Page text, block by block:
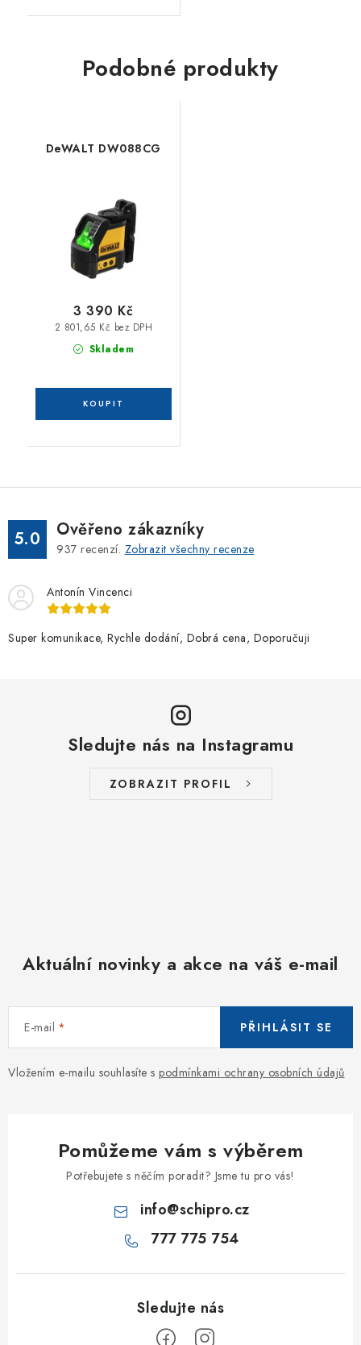
Podobné produkty
DeWALT DW088CG
Skladem
2 801,65 Kč bez DPH
3 390 Kč
5.0 Ověřeno zákazníky
937 recenzí. Zobrazit všechny recenze
Antonín Vincenci
Super komunikace, Rychle dodání, Dobrá cena, Doporučuji
Sledujte nás na Instagramu
ZOBRAZIT PROFIL
Aktuální novinky a akce na váš e-mail
E-mail
Vložením e-mailu souhlasíte s podmínkami ochrany osobních údajů
PŘIHLÁSIT SE
Pomůžeme vám s výběrem
Potřebujete s něčím poradit? Jsme tu pro vás!
info@schipro.cz
777 775 754